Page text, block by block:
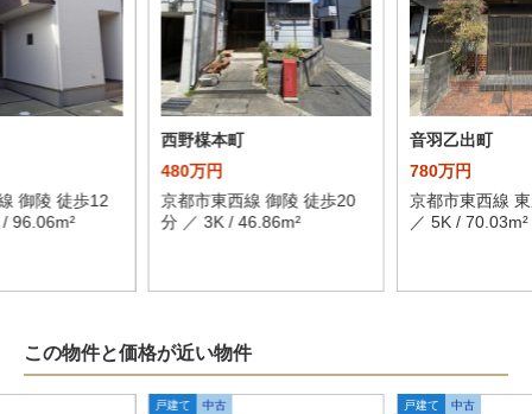
御陵 徒歩12
96.06m²
西野楳本町
480万円
京都市東西線 御陵 徒歩20
分 ／ 3K / 46.86m²
音羽乙出町
780万円
京都市東西線
／ 5K / 70.03m²
この物件と価格が近い物件
戸建て 中古 戸建て 中古